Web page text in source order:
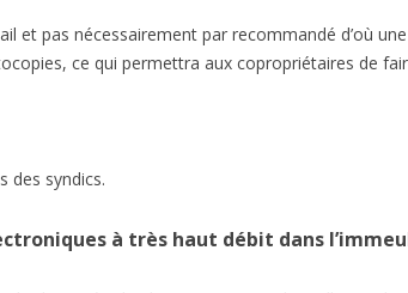
et pas nécessairement par recommandé d’où
ce qui permettra aux copropriétaires de
des syndics.
à très haut débit dans